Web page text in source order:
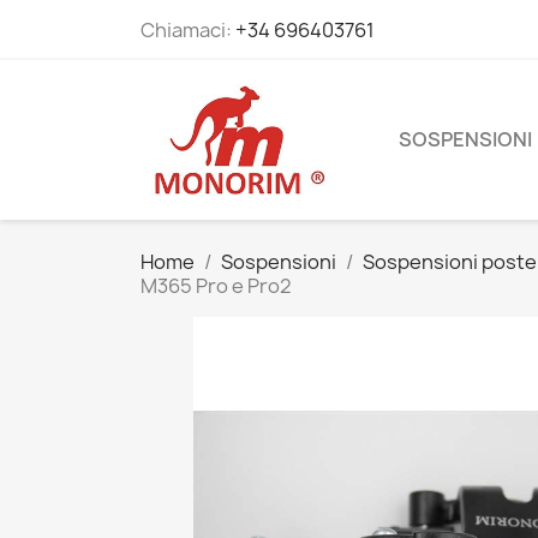
Chiamaci: +34 696403761
SOSPENSIONI
Home Sospensioni
Sospensioni
M365 Pro e Pro2